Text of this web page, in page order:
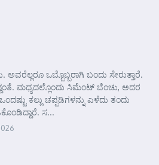
ಒಬ್ಬೊಬ್ಬರಾಗಿ ಬಂದು ಸೇರುತ್ತಾರೆ.
ಮಧ್ಯದಲ್ಲೊಂದು ಸಿಮೆಂಟ್ ಬೆಂಚು, ಅದರ
ಕಲ್ಲು ಚಪ್ಪಡಿಗಳನ್ನು ಎಳೆದು ತಂದು
ಸ...